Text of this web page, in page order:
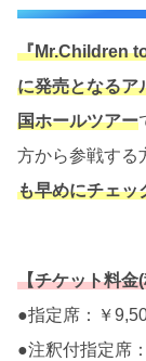
『Mr.Children
に発売となるア
国ホールツアー
方から参戦する
も早めにチェッ
【チケット料金
●指定席：￥
●注釈付指定席